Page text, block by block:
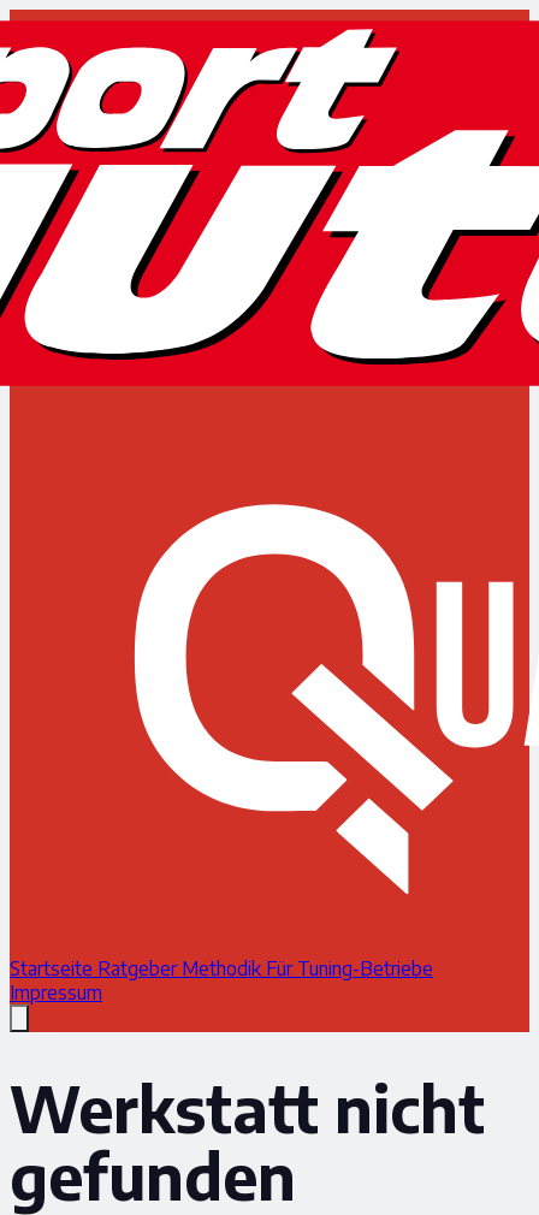
Startseite Ratgeber Methodik Für Tuning-Betriebe
Impressum
Werkstatt nicht
gefunden